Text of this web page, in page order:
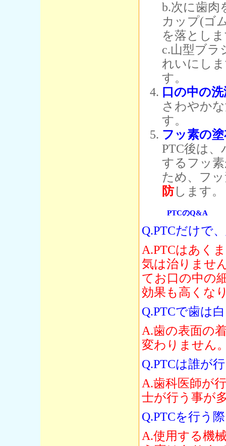
b.次に歯肉
カップ(ゴ
を落とし
c.山型ブラ
れいにし
す。
口の中の洗
さわやか
す。
フッ素の
PTC後は
するフッ
ため、フ
防します。
PTCのQ&A
Q.PTCだけで
A.PTCはあく
気は治りませ
てお口の中の
効果も高くな
Q.PTCで歯は
A.歯の表面の
変わりません
Q.PTCは誰が
A.歯科医師が
士が行う事が
Q.PTCを行う
A.使用する機